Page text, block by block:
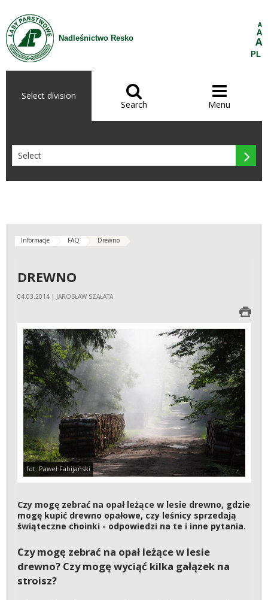
Skip to Content
Nadleśnictwo Resko
A
A
A
PL
Select division 
Search

Menu

Informacje FAQ Drewno
DREWNO
04.03.2014 | JAROSŁAW SZAŁATA
fot. Paweł Fabijański
Czy mogę zebrać na opał leżące w lesie drewno, gdzie
mogę kupić drewno opałowe, czy leśnicy sprzedają
świąteczne choinki - odpowiedzi na te i inne pytania.
Czy mogę zebrać na opał leżące w lesie
drewno? Czy mogę wyciąć kilka gałązek na
stroisz?